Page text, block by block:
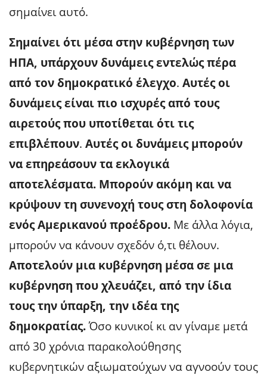
σημαίνει αυτό.
Σημαίνει ότι μέσα στην κυβέρνηση των
ΗΠΑ, υπάρχουν δυνάμεις εντελώς πέρα ​​
από τον δημοκρατικό έλεγχο. Αυτές οι
δυνάμεις είναι πιο ισχυρές από τους
αιρετούς που υποτίθεται ότι τις
επιβλέπουν. Αυτές οι δυνάμεις μπορούν
να επηρεάσουν τα εκλογικά
αποτελέσματα. Μπορούν ακόμη και να
κρύψουν τη συνενοχή τους στη δολοφονία
ενός Αμερικανού προέδρου. Με άλλα λόγια,
μπορούν να κάνουν σχεδόν ό,τι θέλουν.
Αποτελούν μια κυβέρνηση μέσα σε μια
κυβέρνηση που χλευάζει, από την ίδια
τους την ύπαρξη, την ιδέα της
δημοκρατίας.Όσο κυνικοί κι αν γίναμε μετά
από 30 χρόνια παρακολούθησης
κυβερνητικών αξιωματούχων να αγνοούν τους